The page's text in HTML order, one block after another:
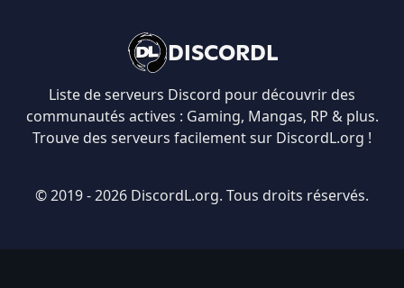
DISCORDL
Liste de serveurs Discord pour découvrir des
communautés actives : Gaming, Mangas, RP & plus.
Trouve des serveurs facilement sur DiscordL.org !
© 2019 - 2026 DiscordL.org. Tous droits réservés.